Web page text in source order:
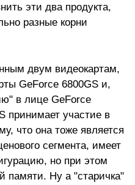
эти два продукта,
разные корни
двум видеокартам,
GeForce 6800GS и,
в лице GeForce
принимает участие в
что она тоже является
сегмента, имеет
но при этом
памяти. Ну а "старичка"